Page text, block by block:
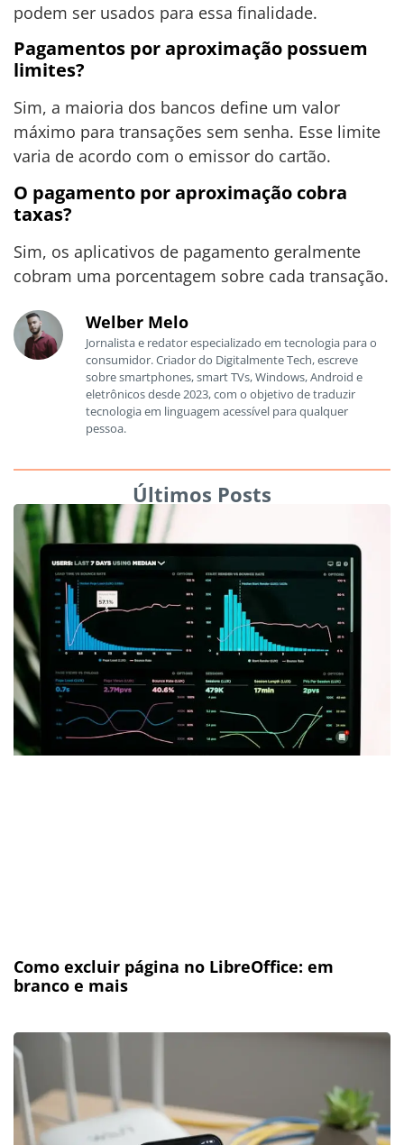
podem ser usados para essa finalidade.
Pagamentos por aproximação possuem
limites?
Sim, a maioria dos bancos define um valor
máximo para transações sem senha. Esse limite
varia de acordo com o emissor do cartão.
O pagamento por aproximação cobra
taxas?
Sim, os aplicativos de pagamento geralmente
cobram uma porcentagem sobre cada transação.
Welber Melo
Jornalista e redator especializado em tecnologia para o
consumidor. Criador do Digitalmente Tech, escreve
sobre smartphones, smart TVs, Windows, Android e
eletrônicos desde 2023, com o objetivo de traduzir
tecnologia em linguagem acessível para qualquer
pessoa.
Últimos Posts
Como excluir página no LibreOffice: em
branco e mais